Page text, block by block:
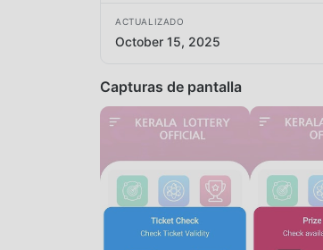
ACTUALIZADO
October 15, 2025
Capturas de pantalla